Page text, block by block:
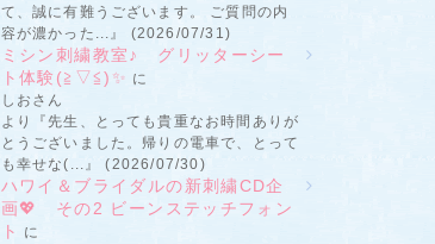
て、誠に有難うございます。 ご質問の内
容が濃かった...』 (2026/07/31)
ミシン刺繍教室♪ グリッターシー
ト体験(≧▽≦)✨ に
しおさん
より『先生、とっても貴重なお時間ありが
とうございました。帰りの電車で、とって
も幸せな(...』 (2026/07/30)
ハワイ＆ブライダルの新刺繍CD企
画💖 その2 ビーンステッチフォン
ト
に